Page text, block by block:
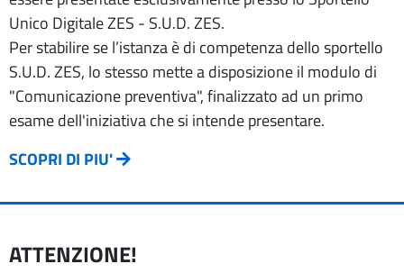
Unico Digitale ZES - S.U.D. ZES.
Per stabilire se l’istanza è di competenza dello sportello
S.U.D. ZES, lo stesso mette a disposizione il modulo di
"Comunicazione preventiva", finalizzato ad un primo
esame dell'iniziativa che si intende presentare.
SCOPRI DI PIU'
ATTENZIONE!